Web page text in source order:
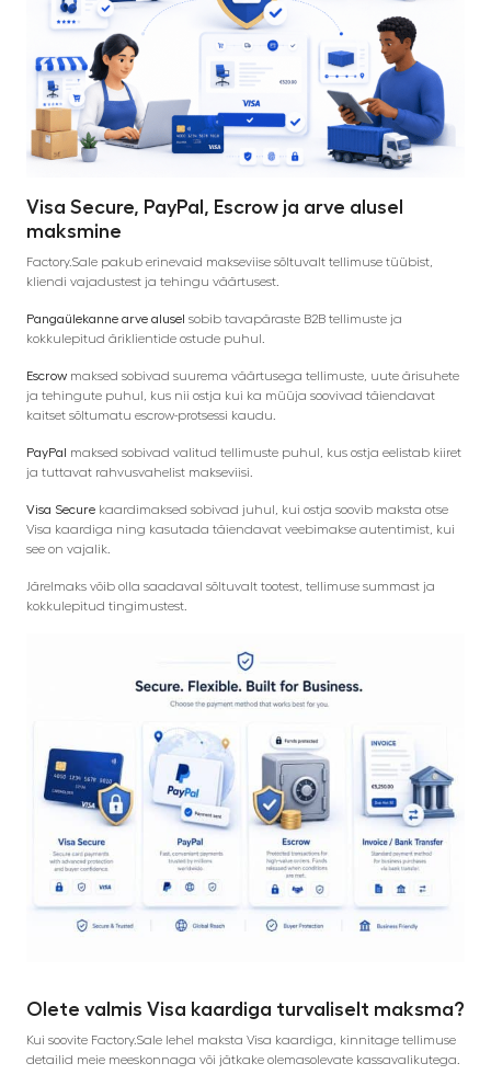
Visa Secure, PayPal, Escrow ja arve alusel
maksmine
Factory.Sale pakub erinevaid makseviise sõltuvalt tellimuse tüübist,
kliendi vajadustest ja tehingu väärtusest.
Pangaülekanne arve alusel sobib tavapäraste B2B tellimuste ja
kokkulepitud äriklientide ostude puhul.
Escrow maksed sobivad suurema väärtusega tellimuste, uute ärisuhete
ja tehingute puhul, kus nii ostja kui ka müüja soovivad täiendavat
kaitset sõltumatu escrow-protsessi kaudu.
PayPal maksed sobivad valitud tellimuste puhul, kus ostja eelistab kiiret
ja tuttavat rahvusvahelist makseviisi.
Visa Secure kaardimaksed sobivad juhul, kui ostja soovib maksta otse
Visa kaardiga ning kasutada täiendavat veebimakse autentimist, kui
see on vajalik.
Järelmaks võib olla saadaval sõltuvalt tootest, tellimuse summast ja
kokkulepitud tingimustest.
Olete valmis Visa kaardiga turvaliselt maksma?
Kui soovite Factory.Sale lehel maksta Visa kaardiga, kinnitage tellimuse
detailid meie meeskonnaga või jätkake olemasolevate kassavalikutega.